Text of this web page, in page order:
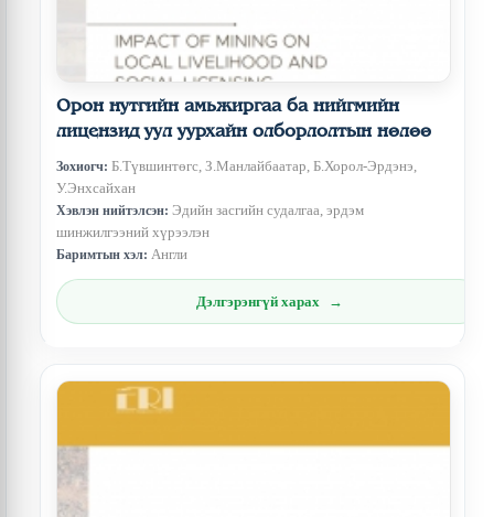
Орон нутгийн амьжиргаа ба нийгмийн
лицензид уул уурхайн олборлолтын нөлөө
Зохиогч: Б.Түвшинтөгс, З.Манлайбаатар, Б.Хорол-Эрдэнэ,
У.Энхсайхан
Хэвлэн нийтэлсэн: Эдийн засгийн судалгаа, эрдэм
шинжилгээний хүрээлэн
Баримтын хэл: Англи
Дэлгэрэнгүй харах